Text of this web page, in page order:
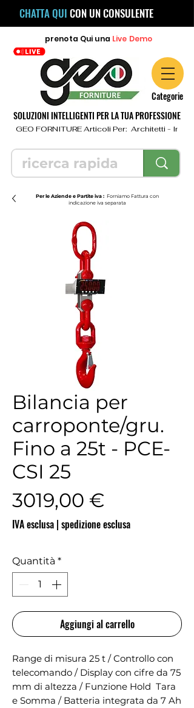
CHATTA QUI CON UN CONSULENTE
prenota Qui una Live Demo
Categorie
SOLUZIONI INTELLIGENTI PER LA TUA PROFESSIONE
GEO FORNITURE Articoli Per:  Architetti -
Per le Aziende e Partite iva : Forniamo Fattura con
indicazione iva separata
Bilancia per
carroponte/gru.
Fino a 25t - PCE-
CSI 25
3019,00 €
IVA esclusa | spedizione esclusa
Quantità *
Aggiungi al carrello
Range di misura 25 t / Controllo con
telecomando / Display con cifre da 75
mm di altezza / Funzione Hold  Tara
e Somma / Batteria integrata da 7 Ah